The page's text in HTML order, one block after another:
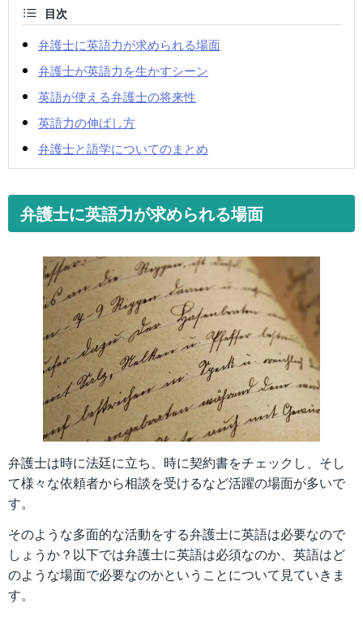
目次
弁護士に英語力が求められる場面
弁護士が英語力を生かすシーン
英語が使える弁護士の将来性
英語力の伸ばし方
弁護士と語学についてのまとめ
弁護士に英語力が求められる場面
弁護士は時に法廷に立ち、時に契約書をチェックし、そし
て様々な依頼者から相談を受けるなど活躍の場面が多いで
す。
そのような多面的な活動をする弁護士に英語は必要なので
しょうか？以下では弁護士に英語は必須なのか、英語はど
のような場面で必要なのかということについて見ていきま
す。